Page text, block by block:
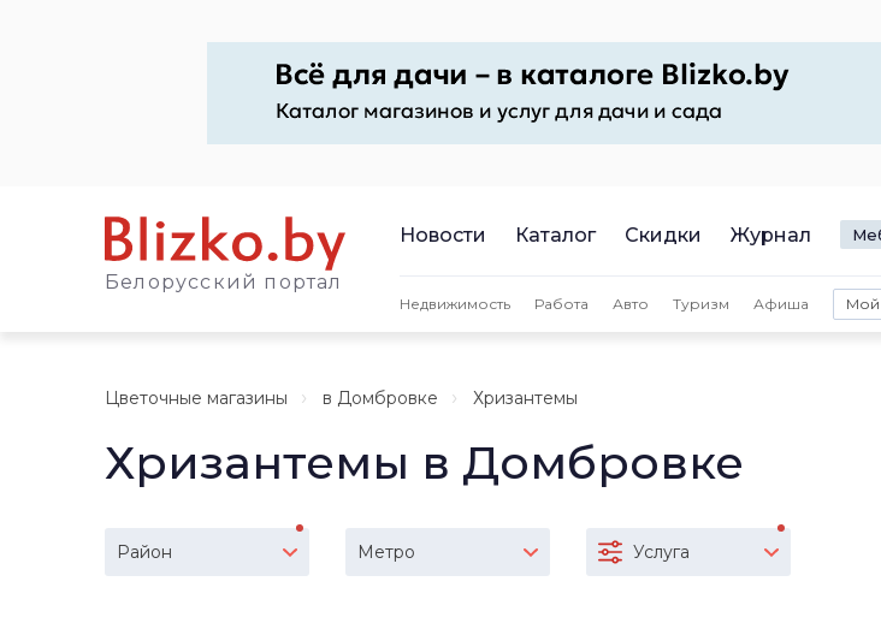
Белорусский портал
Новости Каталог Скидки Журнал
Недвижимость Работа Авто Туризм Афиша Мой
Цветочные магазины в Домбровке Хризантемы
Хризантемы в Домбровке
Район Метро Услуга